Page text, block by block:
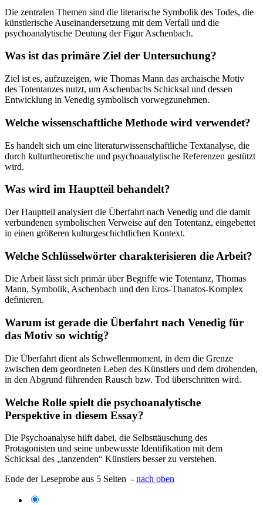
Die zentralen Themen sind die literarische Symbolik des Todes, die
künstlerische Auseinandersetzung mit dem Verfall und die
psychoanalytische Deutung der Figur Aschenbach.
Was ist das primäre Ziel der Untersuchung?
Ziel ist es, aufzuzeigen, wie Thomas Mann das archaische Motiv
des Totentanzes nutzt, um Aschenbachs Schicksal und dessen
Entwicklung in Venedig symbolisch vorwegzunehmen.
Welche wissenschaftliche Methode wird verwendet?
Es handelt sich um eine literaturwissenschaftliche Textanalyse, die
durch kulturtheoretische und psychoanalytische Referenzen gestützt
wird.
Was wird im Hauptteil behandelt?
Der Hauptteil analysiert die Überfahrt nach Venedig und die damit
verbundenen symbolischen Verweise auf den Totentanz, eingebettet
in einen größeren kulturgeschichtlichen Kontext.
Welche Schlüsselwörter charakterisieren die Arbeit?
Die Arbeit lässt sich primär über Begriffe wie Totentanz, Thomas
Mann, Symbolik, Aschenbach und den Eros-Thanatos-Komplex
definieren.
Warum ist gerade die Überfahrt nach Venedig für
das Motiv so wichtig?
Die Überfahrt dient als Schwellenmoment, in dem die Grenze
zwischen dem geordneten Leben des Künstlers und dem drohenden,
in den Abgrund führenden Rausch bzw. Tod überschritten wird.
Welche Rolle spielt die psychoanalytische
Perspektive in diesem Essay?
Die Psychoanalyse hilft dabei, die Selbsttäuschung des
Protagonisten und seine unbewusste Identifikation mit dem
Schicksal des „tanzenden“ Künstlers besser zu verstehen.
Ende der Leseprobe aus 5 Seiten - nach oben